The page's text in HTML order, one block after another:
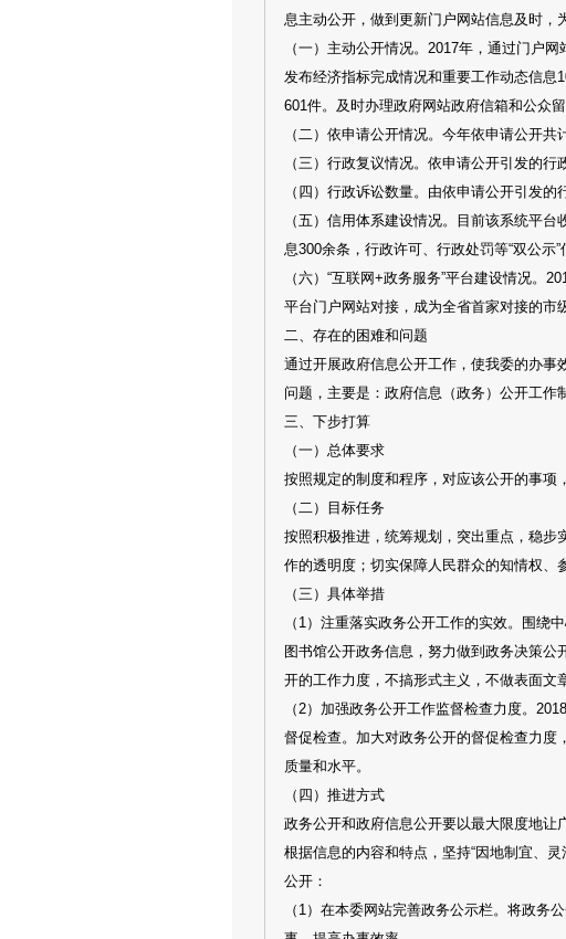
息主动公开，做到更新门户网站信息及时，
（一）主动公开情况。2017年，通过门户
发布经济指标完成情况和重要工作动态信息
601件。及时办理政府网站政府信箱和公众
（二）依申请公开情况。今年依申请公开
（三）行政复议情况。依申请公开引发的行
（四）行政诉讼数量。由依申请公开引发
（五）信用体系建设情况。目前该系统平
息300余条，行政许可、行政处罚等“双公示”
（六）“互联网+政务服务”平台建设情况。
平台门户网站对接，成为全省首家对接的市
二、存在的困难和问题
通过开展政府信息公开工作，使我委的办
问题，主要是：政府信息（政务）公开工作
三、下步打算
（一）总体要求
按照规定的制度和程序，对应该公开的事项
（二）目标任务
按照积极推进，统筹规划，突出重点，稳步
作的透明度；切实保障人民群众的知情权、
（三）具体举措
（1）注重落实政务公开工作的实效。围绕
图书馆公开政务信息，努力做到政务决策
开的工作力度，不搞形式主义，不做表面文
（2）加强政务公开工作监督检查力度。
督促检查。加大对政务公开的督促检查力度
质量和水平。
（四）推进方式
政务公开和政府信息公开要以最大限度地让
根据信息的内容和特点，坚持“因地制宜、
公开：
（1）在本委网站完善政务公示栏。将政务